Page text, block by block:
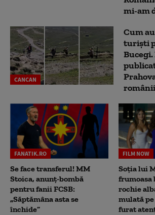
mi-am
CANCAN
Cum
turiști
românii
FANATIK.RO
Se face transferul! MM
Stoica, anunț-bombă
pentru fanii FCSB:
„Săptămâna asta se
închide”
FILM NOW
Soția lui
rochie
mulată
furat